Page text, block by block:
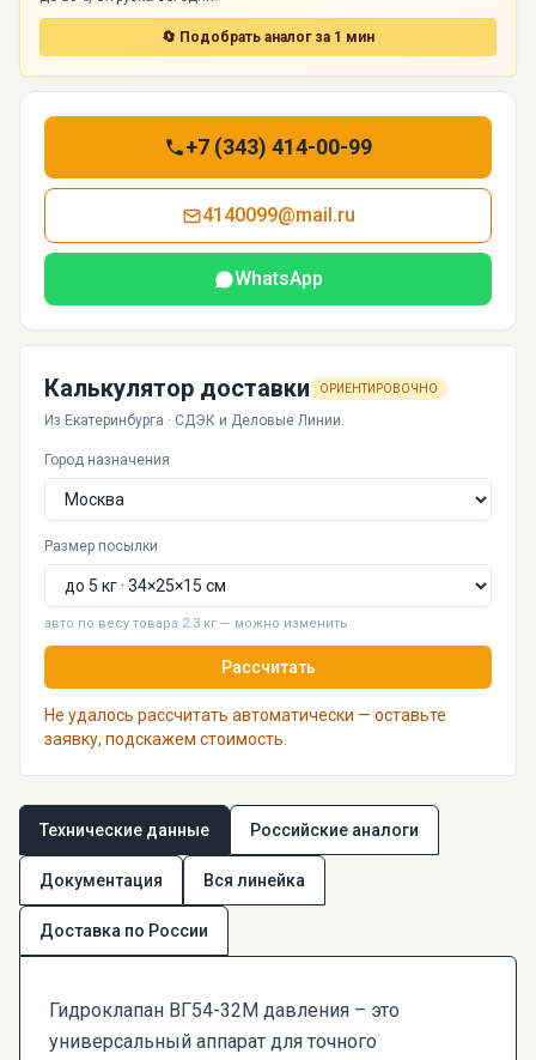
🔄 Подобрать аналог за 1 мин
+7 (343) 414-00-99
4140099@mail.ru
WhatsApp
Калькулятор доставки ОРИЕНТИРОВОЧНО
Из Екатеринбурга · СДЭК и Деловые Линии.
Город назначения
Размер посылки
авто по весу товара 2.3 кг — можно изменить
Рассчитать
Не удалось рассчитать автоматически — оставьте
заявку, подскажем стоимость.
Технические данные Российские аналоги
Документация Вся линейка
Доставка по России
Гидроклапан ВГ54-32М давления – это
универсальный аппарат для точного